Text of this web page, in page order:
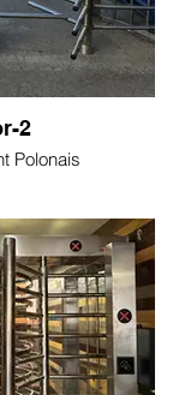
2
Polonais